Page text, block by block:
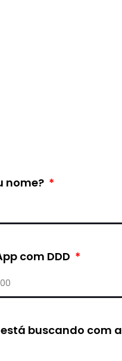
nome?
com DDD
buscando com a